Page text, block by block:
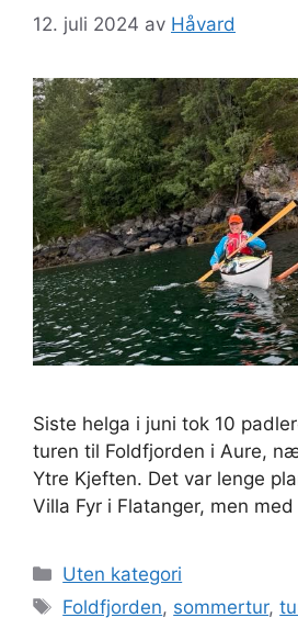
12. juli 2024 av Håvard
Siste helga i juni tok 10
turen til Foldfjorden i Aure,
Ytre Kjeften. Det var lenge
Villa Fyr i Flatanger, men
Kategorier
Uten kategori
Stikkord
Foldfjorden, sommertur,